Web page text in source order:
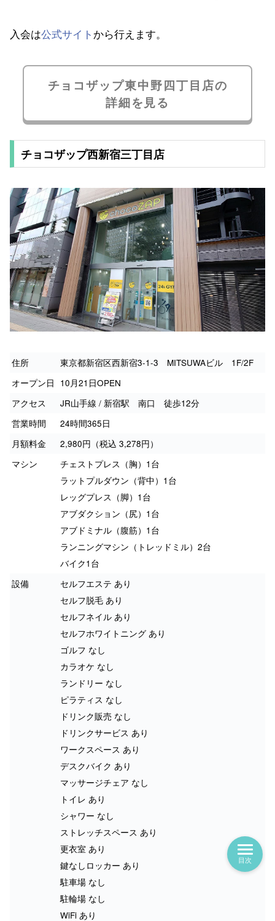
入会は公式サイト から行えます。
チョコザップ東中野四丁目店の
詳細を見る
チョコザップ西新宿三丁目店
住所
東京都新宿区西新宿3-1-3 MITSUWAビル 1F/2F
オープン日 10月21日OPEN
アクセス
JR山手線 / 新宿駅 南口 徒歩12分
営業時間
24時間365日
月額料金
2,980円（税込 3,278円）
マシン
チェストプレス（胸）1台
ラットプルダウン（背中）1台
レッグプレス（脚）1台
アブダクション（尻）1台
アブドミナル（腹筋）1台
ランニングマシン（トレッドミル）2台
バイク1台
設備
セルフエステ あり
セルフ脱毛 あり
セルフネイル あり
セルフホワイトニング あり
ゴルフ なし
カラオケ なし
ランドリー なし
ピラティス なし
ドリンク販売 なし
ドリンクサービス あり
ワークスペース あり
デスクバイク あり
マッサージチェア なし
トイレ あり
シャワー なし
ストレッチスペース あり
更衣室 あり
鍵なしロッカー あり
駐車場 なし
駐輪場 なし
WiFi あり
目次